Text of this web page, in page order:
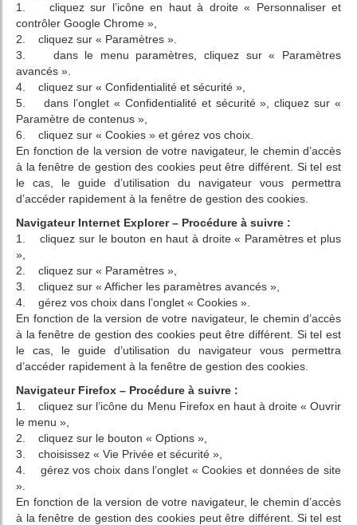
1. cliquez sur l’icône en haut à droite « Personnaliser et
contrôler Google Chrome »,
2. cliquez sur « Paramètres ».
3. dans le menu paramètres, cliquez sur « Paramètres
avancés ».
4. cliquez sur « Confidentialité et sécurité »,
5. dans l’onglet « Confidentialité et sécurité », cliquez sur «
Paramètre de contenus »,
6. cliquez sur « Cookies » et gérez vos choix.
En fonction de la version de votre navigateur, le chemin d’accès
à la fenêtre de gestion des cookies peut être différent. Si tel est
le cas, le guide d’utilisation du navigateur vous permettra
d’accéder rapidement à la fenêtre de gestion des cookies.
Navigateur Internet Explorer – Procédure à suivre :
1. cliquez sur le bouton en haut à droite « Paramètres et plus
»,
2. cliquez sur « Paramètres »,
3. cliquez sur « Afficher les paramètres avancés »,
4. gérez vos choix dans l’onglet « Cookies ».
En fonction de la version de votre navigateur, le chemin d’accès
à la fenêtre de gestion des cookies peut être différent. Si tel est
le cas, le guide d’utilisation du navigateur vous permettra
d’accéder rapidement à la fenêtre de gestion des cookies.
Navigateur Firefox – Procédure à suivre :
1. cliquez sur l’icône du Menu Firefox en haut à droite « Ouvrir
le menu »,
2. cliquez sur le bouton « Options »,
3. choisissez « Vie Privée et sécurité »,
4. gérez vos choix dans l’onglet « Cookies et données de site
».
En fonction de la version de votre navigateur, le chemin d’accès
à la fenêtre de gestion des cookies peut être différent. Si tel est